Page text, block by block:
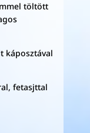
töltött
káposztával
fetasjttal